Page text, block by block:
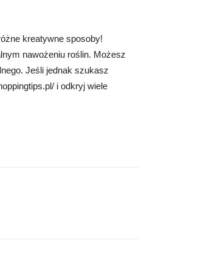
kreatywne sposoby!
nawożeniu roślin. Możesz
Jeśli jednak szukasz
i odkryj wiele